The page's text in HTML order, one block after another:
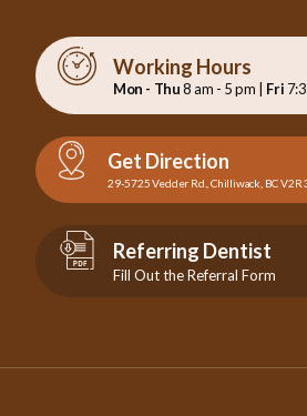
Working Hours
Mon - Thu8 am - 5 pm | Fri
Get Direction
29-5725 Vedder Rd., Chilliwack, BC V2R
Referring Dentist
Fill Out the Referral Form